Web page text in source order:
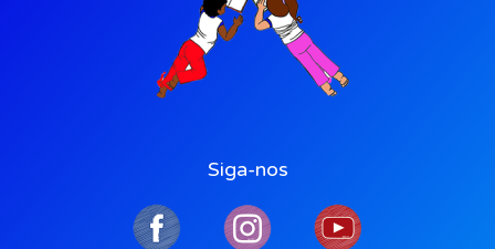
Siga-nos